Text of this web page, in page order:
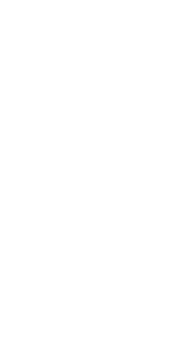
La
Vietnam